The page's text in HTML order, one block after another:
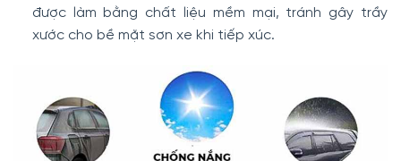
được làm bằng chất liệu mềm mại, tránh gây trầy
xước cho bề mặt sơn xe khi tiếp xúc.